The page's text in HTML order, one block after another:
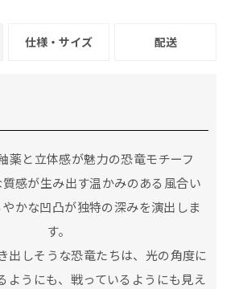
仕様・サイズ 配送
薬と立体感が魅力の恐竜モチーフ
感が生み出す温かみのある風合い
かな凹凸が独特の深みを演出しま
す。
出しそうな恐竜たちは、光の角度に
ようにも、戦っているようにも見え